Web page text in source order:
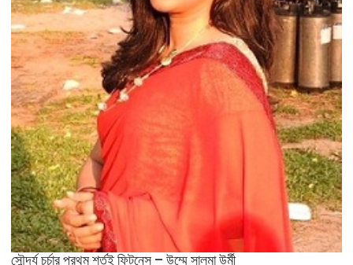
সৌন্দর্য চর্চার প্রথম শর্তই ফিটনেস্ – উম্মে সালমা উর্মী